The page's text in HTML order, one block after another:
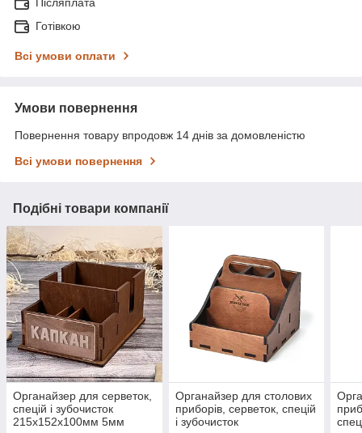
Післяплата
Готівкою
Всі умови оплати
Умови повернення
Повернення товару впродовж 14 днів за домовленістю
Всі умови повернення
Подібні товари компанії
Органайзер для серветок,
спецій і зубочисток
215х152х100мм 5мм
Органайзер для столових
приборів, серветок, спецій
і зубочисток